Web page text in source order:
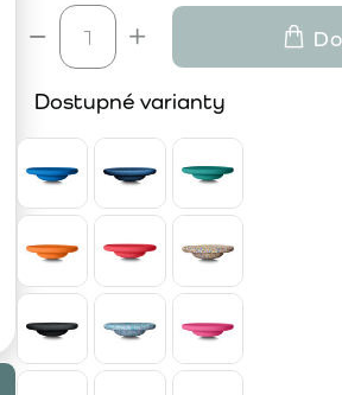
Dostupné varianty